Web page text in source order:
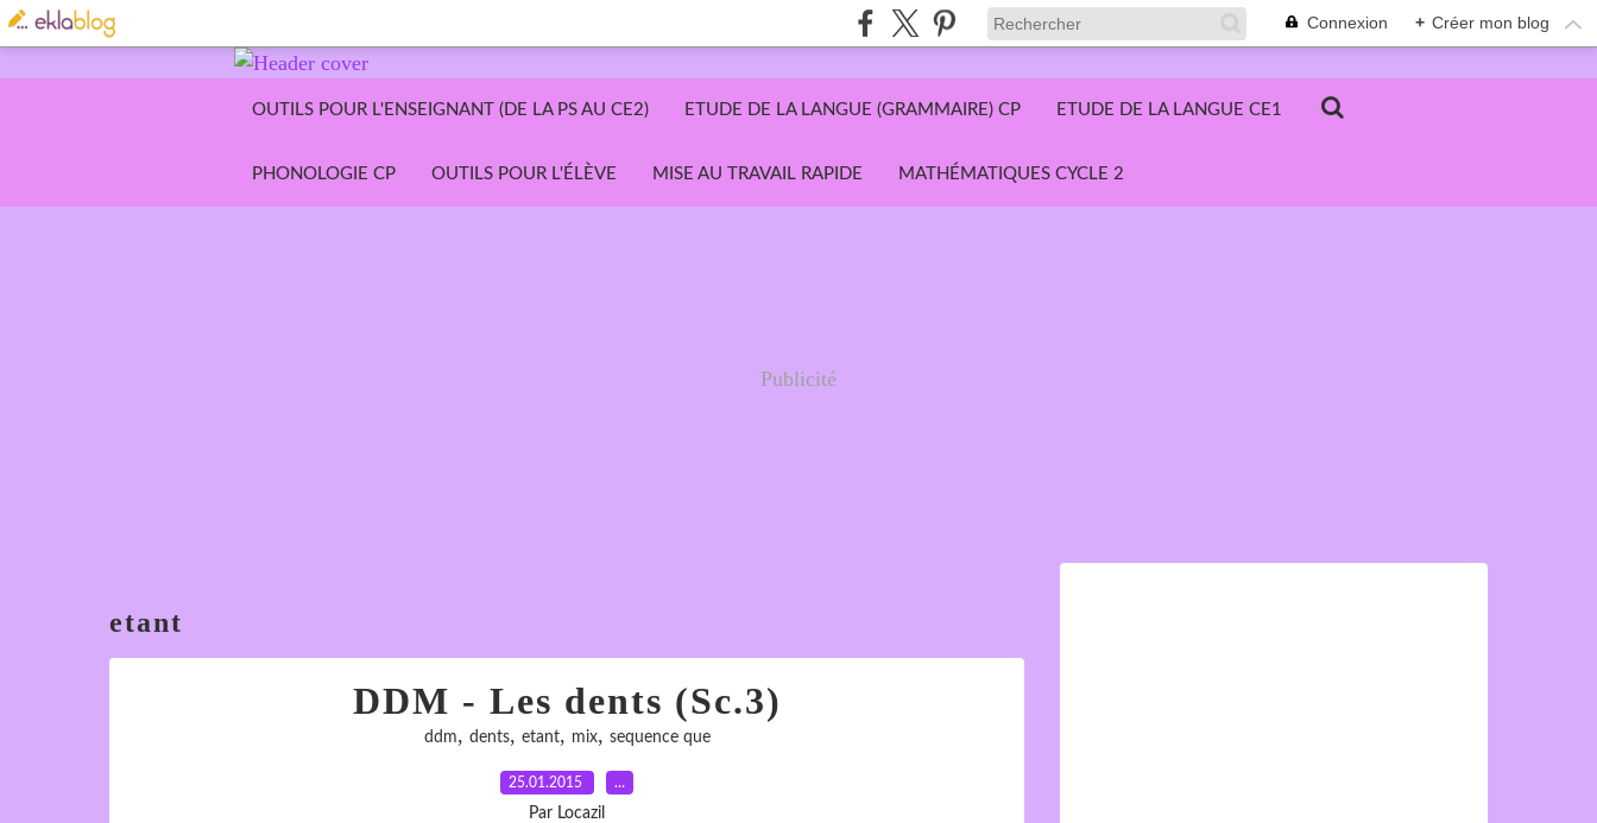
Connexion + Créer mon blog
OUTILS POUR L'ENSEIGNANT (DE LA PS AU CE2) ETUDE DE LA LANGUE (GRAMMAIRE) CP ETUDE DE LA LANGUE CE1
PHONOLOGIE CP OUTILS POUR L'ÉLÈVE MISE AU TRAVAIL RAPIDE MATHÉMATIQUES CYCLE 2
Publicité
etant
DDM - Les dents (Sc.3)
ddm, dents, etant, mix, sequence que
25.01.2015 …
Par Locazil